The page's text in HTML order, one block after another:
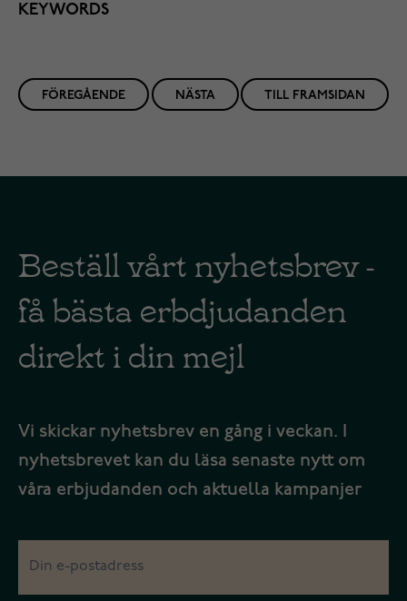
KEYWORDS
FÖREGÅENDE TILL FRAMSIDAN
NÄSTA
Beställ vårt nyhetsbrev -
få bästa erbdjudanden
direkt i din mejl
Vi skickar nyhetsbrev en gång i veckan. I
nyhetsbrevet kan du läsa senaste nytt om
våra erbjudanden och aktuella kampanjer